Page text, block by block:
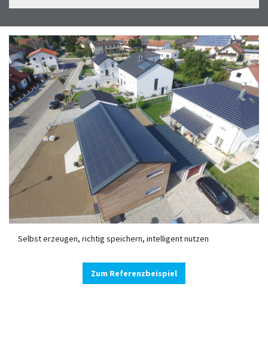
Selbst erzeugen, richtig speichern, intelligent nutzen
Zum Referenzbeispiel